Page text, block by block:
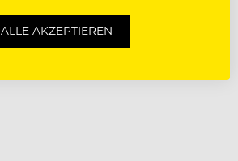
ALLE AKZEPTIEREN